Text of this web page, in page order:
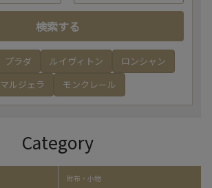
検索する
プラダ ルイヴィトン
ロンシャン
マルジェラ
モンクレール
Category
財布・小物